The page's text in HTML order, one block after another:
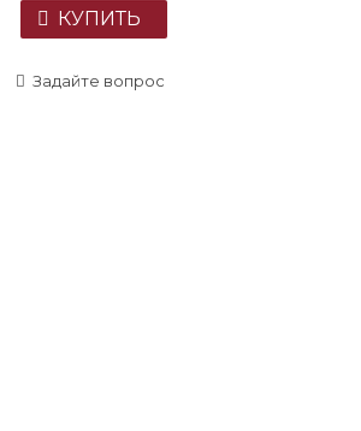
КУПИТЬ
Задайте вопрос